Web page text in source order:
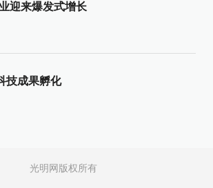
迎来爆发式增长
技成果孵化
光明网版权所有